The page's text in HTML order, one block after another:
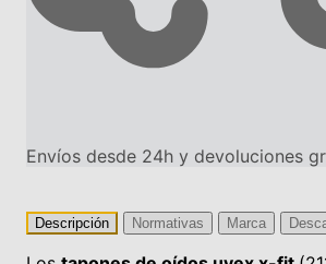
Envíos desde 24h y devoluciones
Descripción Normativas Marca